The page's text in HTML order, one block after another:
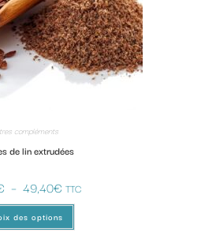
compléments
de lin extrudées
– 49,40€ TTC
des options